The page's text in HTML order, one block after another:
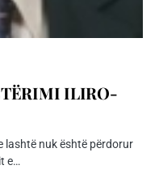
ILIRO-
lashtë nuk është përdorur
e…